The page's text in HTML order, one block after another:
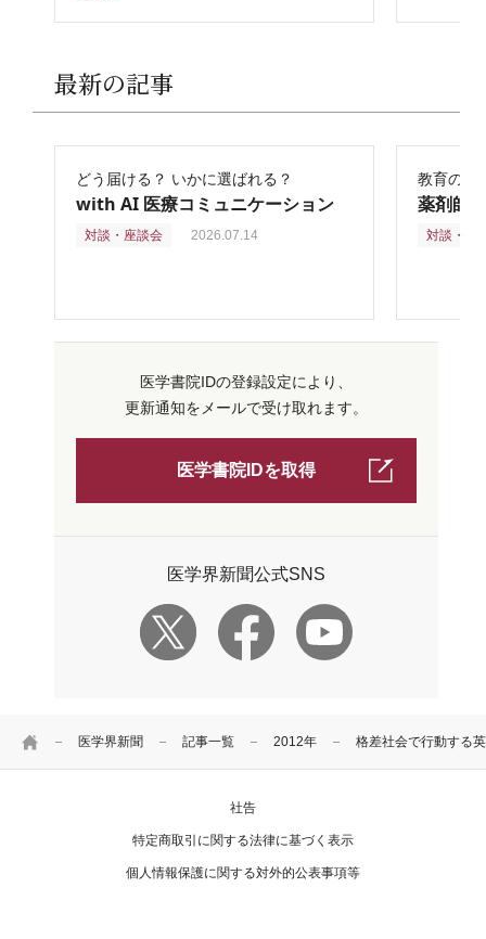
HOME 医学界新聞 記事一覧 2012年 格差社会で行動する
最新の記事
どう届ける？ いかに選ばれる？
with AI 医療コミュニケーション
対談・座談会 2026.07.14
教育の再
薬剤師
対談・座
医学書院IDの登録設定により、
更新通知をメールで受け取れます。
医学書院IDを取得
医学界新聞公式SNS
社告
特定商取引に関する法律に基づく表示
個人情報保護に関する対外的公表事項等